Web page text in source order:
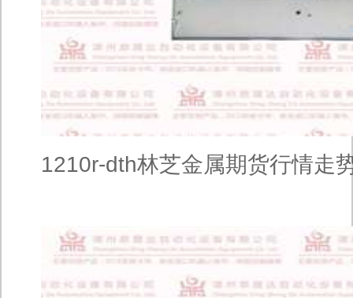
1210r-dth林芝金属期货行情走